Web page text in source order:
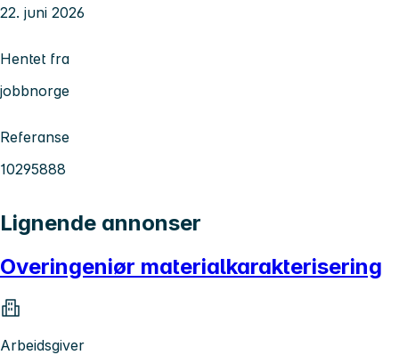
22. juni 2026
Hentet fra
jobbnorge
Referanse
10295888
Lignende annonser
Overingeniør materialkarakterisering
Arbeidsgiver